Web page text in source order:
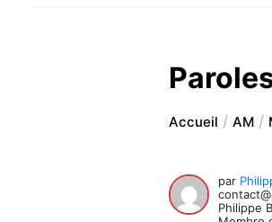
Accueil AM
par
Philippe